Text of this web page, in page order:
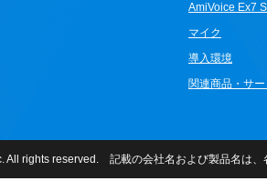
AmiVoice Ex7
マイク
導入環境
関連商品・サ
All rights reserved. 記載の会社名および製品名は、